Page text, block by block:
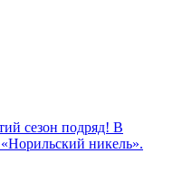
сезон подряд! В
никель».